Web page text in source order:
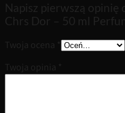
Napisz pierwszą opinię
Chrs Dor – 50 ml
Twoja ocena
Twoja opinia